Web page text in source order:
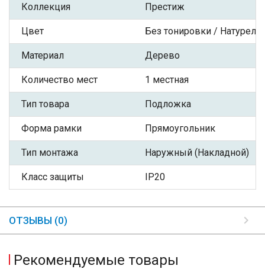
Коллекция Престиж
Цвет Без тонировки /
Материал Дерево
Количество мест 1 местная
Тип товара Подложка
Форма рамки Прямоугольник
Тип монтажа Наружный (Накладной)
Класс защиты IP20
ОТЗЫВЫ (0)
Рекомендуемые товары